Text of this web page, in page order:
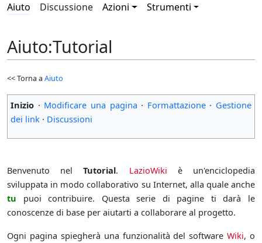
Aiuto Discussione Azioni Strumenti
Aiuto:Tutorial
<< Torna a Aiuto
Inizio · Modificare una pagina · Formattazione· Gestione
dei link · Discussioni
Benvenuto nelTutorial. LazioWiki è un'enciclopedia
sviluppata in modo collaborativo su Internet, alla quale anche
tu puoi contribuire. Questa serie di pagine ti darà le
conoscenze di base per aiutarti a collaborare al progetto.
Ogni pagina spiegherà una funzionalità del softwareWiki, o